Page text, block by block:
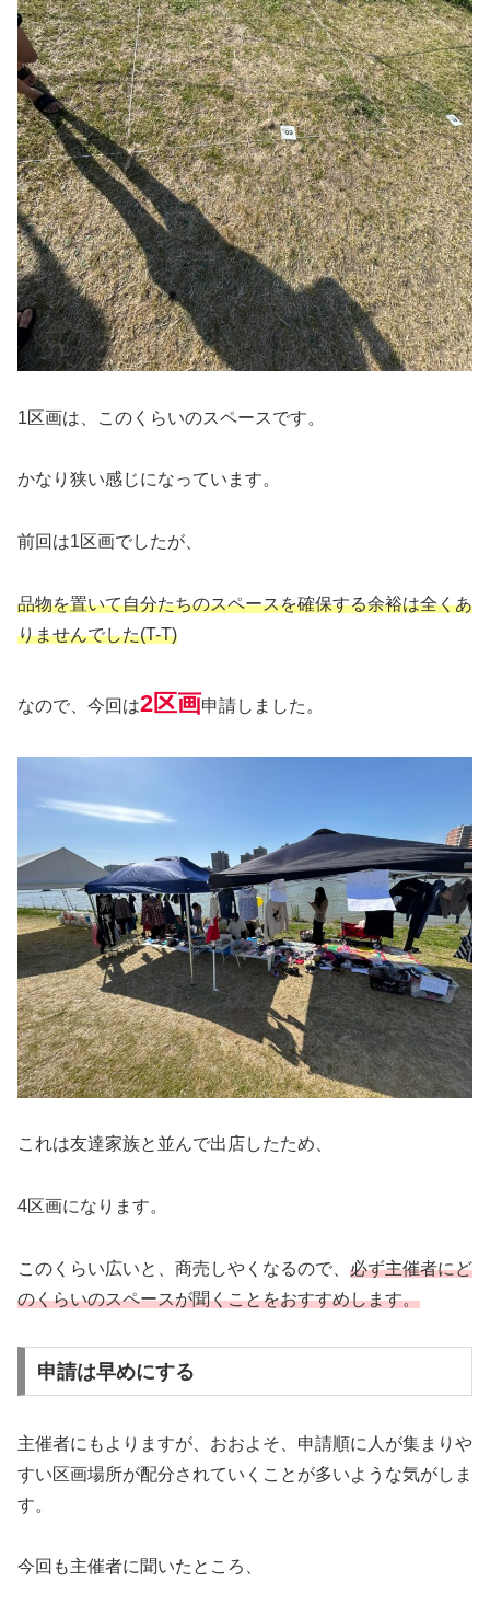
1区画は、このくらいのスペースです。
かなり狭い感じになっています。
前回は1区画でしたが、
品物を置いて自分たちのスペースを確保する余裕は全くあ
りませんでした(T-T)
なので、今回は2区画申請しました。
これは友達家族と並んで出店したため、
4区画になります。
このくらい広いと、商売しやくなるので、 必ず主催者にど
のくらいのスペースが聞くことをおすすめします。
申請は早めにする
主催者にもよりますが、おおよそ、申請順に人が集まりや
すい区画場所が配分されていくことが多いような気がしま
す。
今回も主催者に聞いたところ、